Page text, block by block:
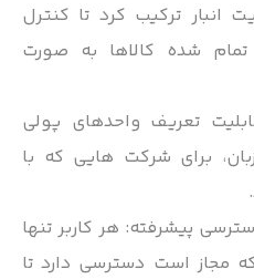
انبار ترکیب کرد تا کنترل
شده کالاها به صورت
تعریف واحدهای پولی
برای شرکت هایی که با
پیشرفته: هر کاربر تنها
مجاز است دسترسی دارد تا